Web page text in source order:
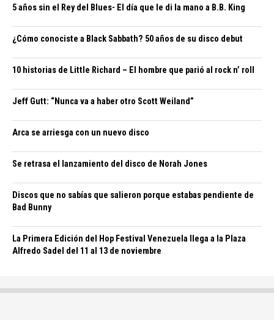
5 años sin el Rey del Blues- El día que le di la mano a B.B. King
¿Cómo conociste a Black Sabbath? 50 años de su disco debut
10 historias de Little Richard – El hombre que parió al rock n’ roll
Jeff Gutt: “Nunca va a haber otro Scott Weiland”
Arca se arriesga con un nuevo disco
Se retrasa el lanzamiento del disco de Norah Jones
Discos que no sabías que salieron porque estabas pendiente de
Bad Bunny
La Primera Edición del Hop Festival Venezuela llega a la Plaza
Alfredo Sadel del 11 al 13 de noviembre